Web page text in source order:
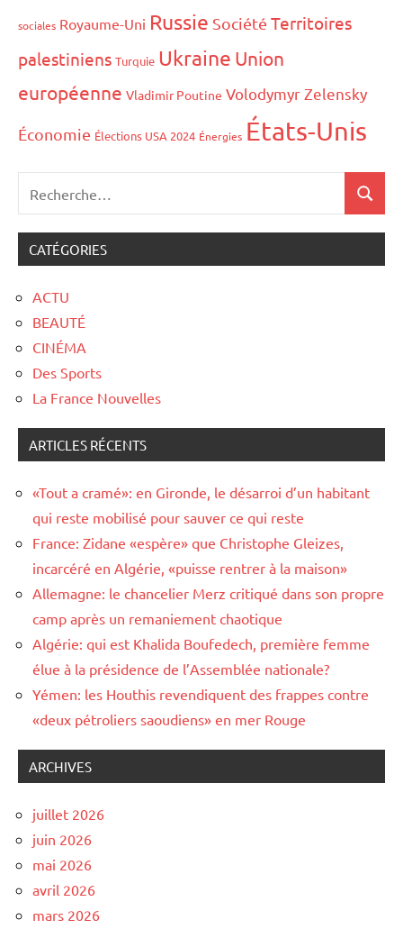
sociales Royaume-Uni Russie Société Territoires
palestiniens Turquie Ukraine Union
européenne Vladimir Poutine Volodymyr Zelensky
Économie Élections USA 2024 Énergies États-Unis
CATÉGORIES
ACTU
BEAUTÉ
CINÉMA
Des Sports
La France Nouvelles
ARTICLES RÉCENTS
«Tout a cramé»: en Gironde, le désarroi d’un habitant
qui reste mobilisé pour sauver ce qui reste
France: Zidane «espère» que Christophe Gleizes,
incarcéré en Algérie, «puisse rentrer à la maison»
Allemagne: le chancelier Merz critiqué dans son propre
camp après un remaniement chaotique
Algérie: qui est Khalida Boufedech, première femme
élue à la présidence de l’Assemblée nationale?
Yémen: les Houthis revendiquent des frappes contre
«deux pétroliers saoudiens» en mer Rouge
ARCHIVES
juillet 2026
juin 2026
mai 2026
avril 2026
mars 2026